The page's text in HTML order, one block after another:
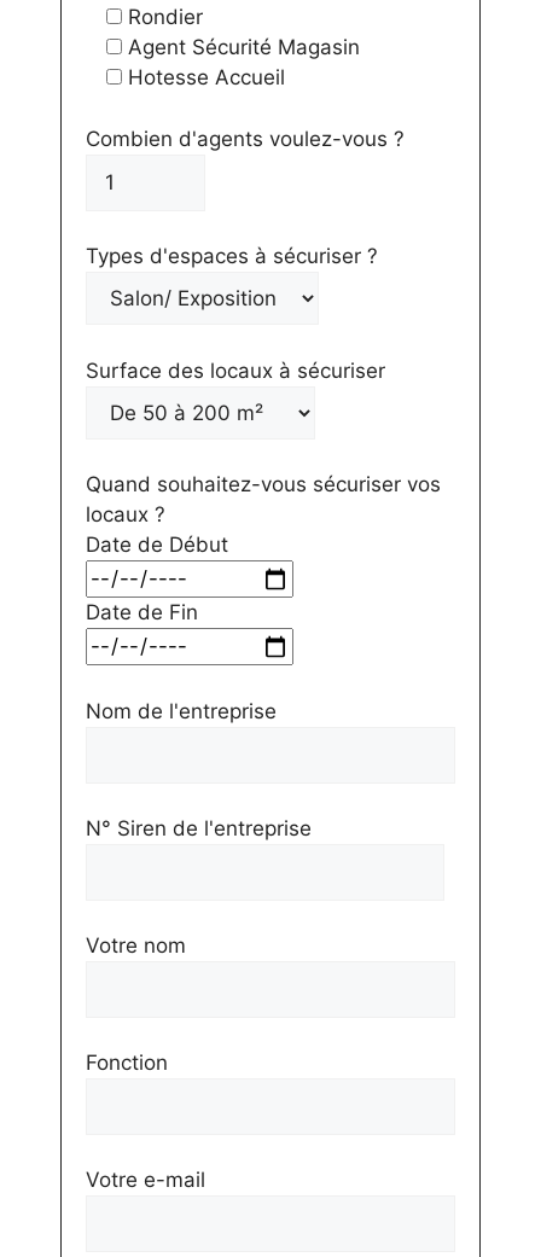
Rondier
Agent Sécurité Magasin
Hotesse Accueil
Combien d'agents voulez-vous ?
Types d'espaces à sécuriser ?
Surface des locaux à sécuriser
Quand souhaitez-vous sécuriser vos
locaux ?
Date de Début
Date de Fin
Nom de l'entreprise
N° Siren de l'entreprise
Votre nom
Fonction
Votre e-mail